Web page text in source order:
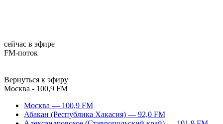
сейчас в эфире
FM-поток
Вернуться к эфиру
Москва - 100,9 FM
Москва — 100,9 FM
Абакан (Республика Хакасия) — 92,0 FM